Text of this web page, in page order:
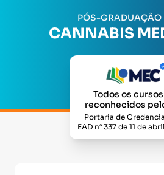
PÓS-GRADUAÇÃO
CANNABIS
Todos os
reconhecidos
Portaria de
EAD n° 337 de 11 de